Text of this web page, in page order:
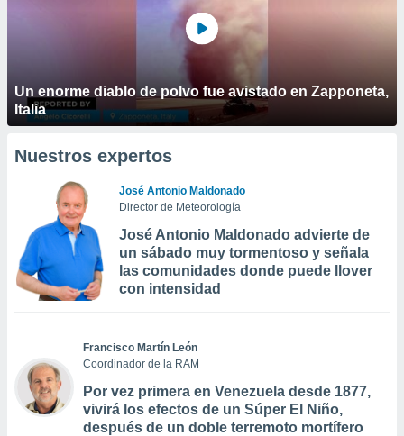
Un enorme diablo de polvo fue avistado en Zapponeta,
Italia
Nuestros expertos
José Antonio Maldonado
Director de Meteorología
José Antonio Maldonado advierte de
un sábado muy tormentoso y señala
las comunidades donde puede llover
con intensidad
Francisco Martín León
Coordinador de la RAM
Por vez primera en Venezuela desde 1877,
vivirá los efectos de un Súper El Niño,
después de un doble terremoto mortífero